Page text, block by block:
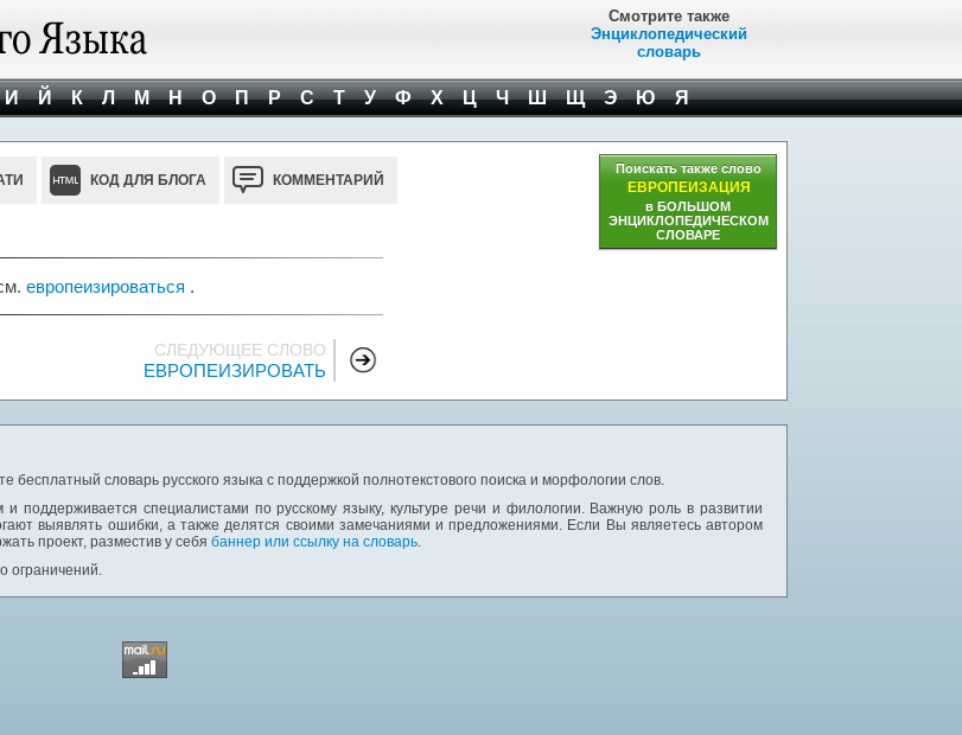
Смотрите также
Энциклопедический
словарь
И Й К Л М Н О П Р С Т У Ф Х Ц Ч Ш Щ Э Ю Я
КОД ДЛЯ БЛОГА КОММЕНТАРИЙ
европеизироваться .
СЛЕДУЮЩЕЕ СЛОВО
ЕВРОПЕИЗИРОВАТЬ
Поискать также слово
ЕВРОПЕИЗАЦИЯ
в БОЛЬШОМ
ЭНЦИКЛОПЕДИЧЕСКОМ
СЛОВАРЕ
бесплатный словарь русского языка с поддержкой полнотекстового поиска и морфологии слов.
поддерживается специалистами по русскому языку, культуре речи и филологии. Важную роль в развитии
выявлять ошибки, а также делятся своими замечаниями и предложениями. Если Вы являетесь автором
проект, разместив у себя баннер или ссылку на словарь.
ограничений.